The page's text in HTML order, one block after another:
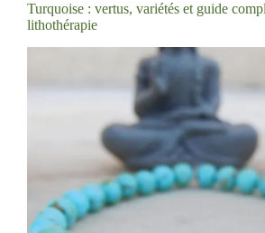
Turquoise : vertus, variétés et guide
lithothérapie